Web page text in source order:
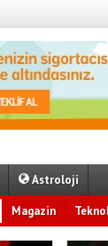
Astroloji
Magazin